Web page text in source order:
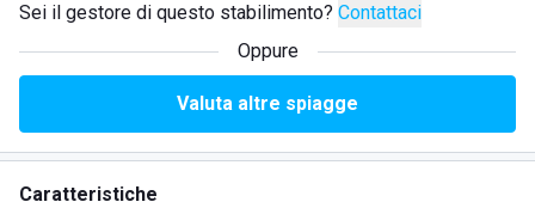
Sei il gestore di questo stabilimento? Contattaci
Oppure
Valuta altre spiagge
Caratteristiche